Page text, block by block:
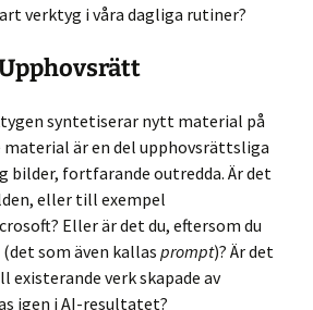
verktyg i våra dagliga rutiner?
syntetiserar nytt material på
material är en del upphovsrättsliga
bilder, fortfarande outredda. Är det
eller till exempel
Eller är det du, eftersom du
som även kallas prompt)? Är det
verk skapade av
igen i AI-resultatet?